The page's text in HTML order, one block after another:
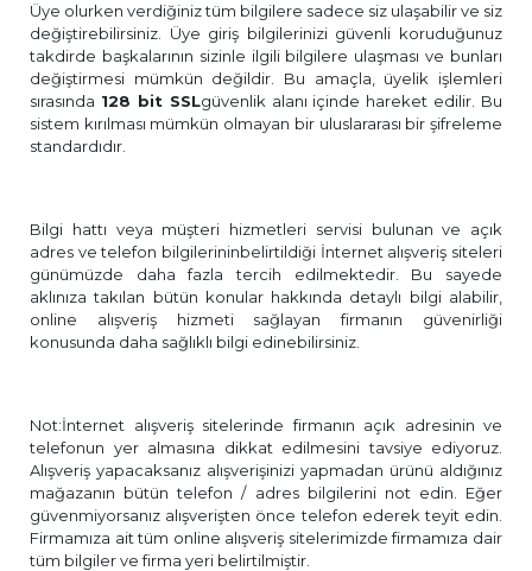
Üye olurken verdiğiniz tüm bilgilere sadece siz ulaşabilir ve siz
değiştirebilirsiniz. Üye giriş bilgilerinizi güvenli koruduğunuz
takdirde başkalarının sizinle ilgili bilgilere ulaşması ve bunları
değiştirmesi mümkün değildir. Bu amaçla, üyelik işlemleri
sırasında 128 bit SSLgüvenlik alanı içinde hareket edilir. Bu
sistem kırılması mümkün olmayan bir uluslararası bir şifreleme
standardıdır.
Bilgi hattı veya müşteri hizmetleri servisi bulunan ve açık
adres ve telefon bilgilerininbelirtildiği İnternet alışveriş siteleri
günümüzde daha fazla tercih edilmektedir. Bu sayede
aklınıza takılan bütün konular hakkında detaylı bilgi alabilir,
online alışveriş hizmeti sağlayan firmanın güvenirliği
konusunda daha sağlıklı bilgi edinebilirsiniz.
Not:İnternet alışveriş sitelerinde firmanın açık adresinin ve
telefonun yer almasına dikkat edilmesini tavsiye ediyoruz.
Alışveriş yapacaksanız alışverişinizi yapmadan ürünü aldığınız
mağazanın bütün telefon / adres bilgilerini not edin. Eğer
güvenmiyorsanız alışverişten önce telefon ederek teyit edin.
Firmamıza ait tüm online alışveriş sitelerimizde firmamıza dair
tüm bilgiler ve firma yeri belirtilmiştir.